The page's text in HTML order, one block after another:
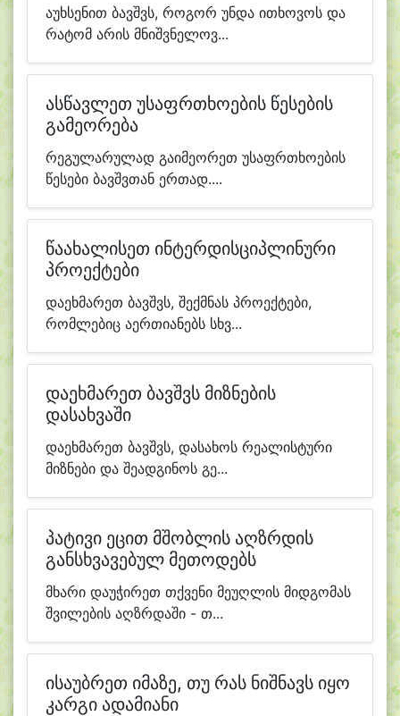
აუხსენით ბავშვს, როგორ უნდა ითხოვოს და
რატომ არის მნიშვნელოვ...
ასწავლეთ უსაფრთხოების წესების
გამეორება
რეგულარულად გაიმეორეთ უსაფრთხოების
წესები ბავშვთან ერთად....
წაახალისეთ ინტერდისციპლინური
პროექტები
დაეხმარეთ ბავშვს, შექმნას პროექტები,
რომლებიც აერთიანებს სხვ...
დაეხმარეთ ბავშვს მიზნების
დასახვაში
დაეხმარეთ ბავშვს, დასახოს რეალისტური
მიზნები და შეადგინოს გე...
პატივი ეცით მშობლის აღზრდის
განსხვავებულ მეთოდებს
მხარი დაუჭირეთ თქვენი მეუღლის მიდგომას
შვილების აღზრდაში - თ...
ისაუბრეთ იმაზე, თუ რას ნიშნავს იყო
კარგი ადამიანი